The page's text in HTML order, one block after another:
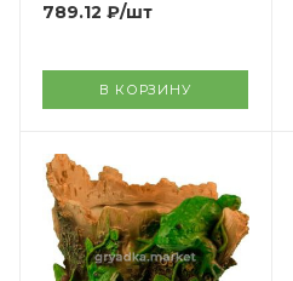
789.12 ₽/шт
В КОРЗИНУ